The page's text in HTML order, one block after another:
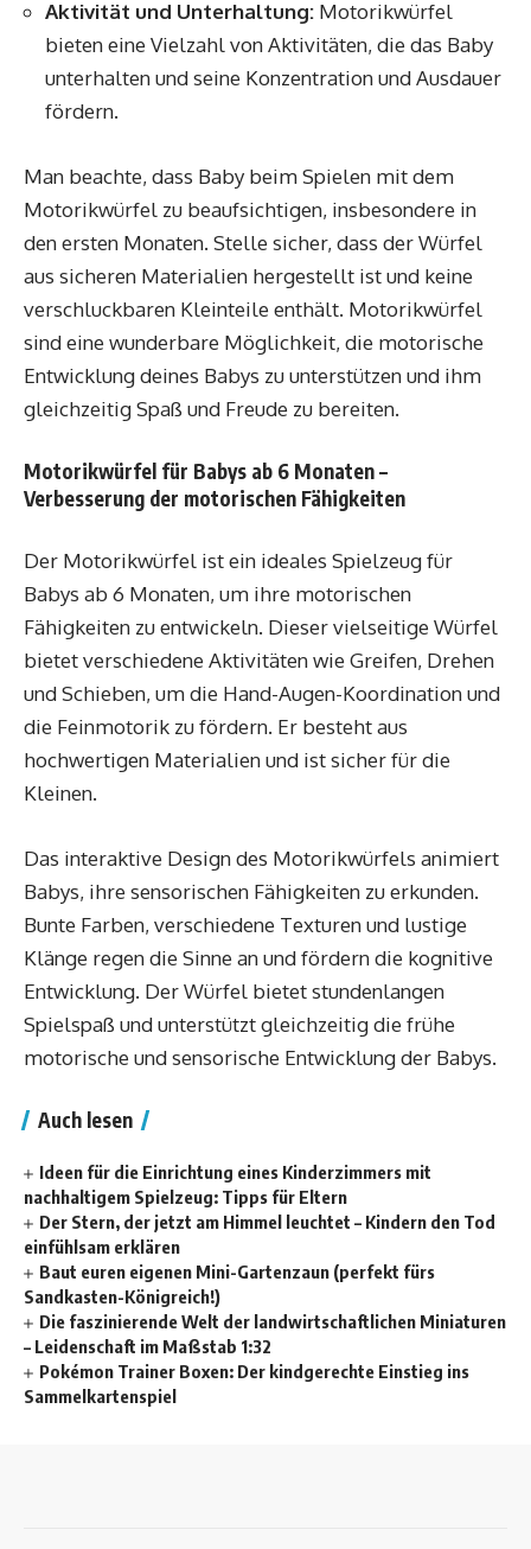
Aktivität und Unterhaltung: Motorikwürfel
bieten eine Vielzahl von Aktivitäten, die das Baby
unterhalten und seine Konzentration und Ausdauer
fördern.
Man beachte, dass Baby beim Spielen mit dem
Motorikwürfel zu beaufsichtigen, insbesondere in
den ersten Monaten. Stelle sicher, dass der Würfel
aus sicheren Materialien hergestellt ist und keine
verschluckbaren Kleinteile enthält. Motorikwürfel
sind eine wunderbare Möglichkeit, die motorische
Entwicklung deines Babys zu unterstützen und ihm
gleichzeitig Spaß und Freude zu bereiten.
Motorikwürfel für Babys ab 6 Monaten –
Verbesserung der motorischen Fähigkeiten
Der Motorikwürfel ist ein ideales Spielzeug für
Babys ab 6 Monaten, um ihre motorischen
Fähigkeiten zu entwickeln. Dieser vielseitige Würfel
bietet verschiedene Aktivitäten wie Greifen, Drehen
und Schieben, um die Hand-Augen-Koordination und
die Feinmotorik zu fördern. Er besteht aus
hochwertigen Materialien und ist sicher für die
Kleinen.
Das interaktive Design des Motorikwürfels animiert
Babys, ihre sensorischen Fähigkeiten zu erkunden.
Bunte Farben, verschiedene Texturen und lustige
Klänge regen die Sinne an und fördern die kognitive
Entwicklung. Der Würfel bietet stundenlangen
Spielspaß und unterstützt gleichzeitig die frühe
motorische und sensorische Entwicklung der Babys.
Auch lesen
Ideen für die Einrichtung eines Kinderzimmers mit
nachhaltigem Spielzeug: Tipps für Eltern
Der Stern, der jetzt am Himmel leuchtet – Kindern den Tod
einfühlsam erklären
Baut euren eigenen Mini-Gartenzaun (perfekt fürs
Sandkasten-Königreich!)
Die faszinierende Welt der landwirtschaftlichen Miniaturen
– Leidenschaft im Maßstab 1:32
Pokémon Trainer Boxen: Der kindgerechte Einstieg ins
Sammelkartenspiel